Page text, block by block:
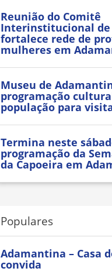
Reunião do Comitê
Interinstitucional de
fortalece rede de
mulheres em
Museu de
programação
população para
Termina neste
programação da
da Capoeira em
Populares
Adamantina – Casa
convida